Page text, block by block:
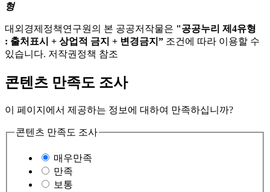
형
대외경제정책연구원의 본 공공저작물은 "공공누리 제4유형
: 출처표시 + 상업적 금지 + 변경금지” 조건에 따라 이용할 수
있습니다. 저작권정책 참조
콘텐츠 만족도 조사
이 페이지에서 제공하는 정보에 대하여 만족하십니까?
콘텐츠 만족도 조사
매우만족
만족
보통